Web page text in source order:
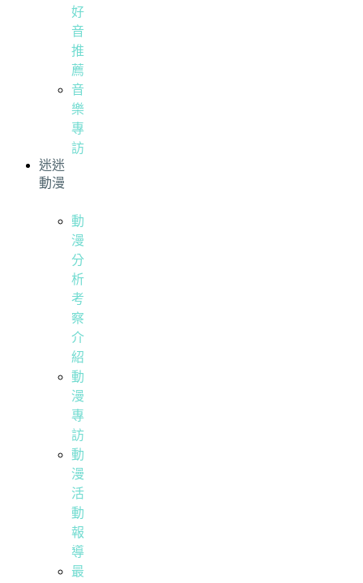
好
音
推
薦
音
樂
專
訪
迷迷
動漫
動
漫
分
析
考
察
介
紹
動
漫
專
訪
動
漫
活
動
報
導
最